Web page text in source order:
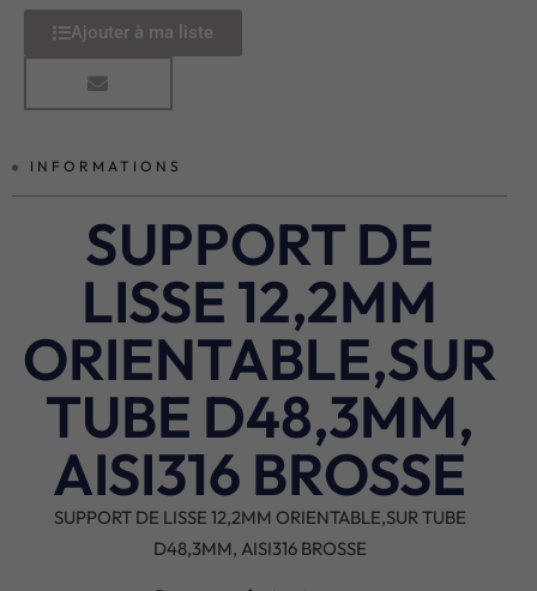
Ajouter à ma liste
INFORMATIONS
SUPPORT DE
LISSE 12,2MM
ORIENTABLE,SUR
TUBE D48,3MM,
AISI316 BROSSE
SUPPORT DE LISSE 12,2MM ORIENTABLE,SUR TUBE
D48,3MM, AISI316 BROSSE